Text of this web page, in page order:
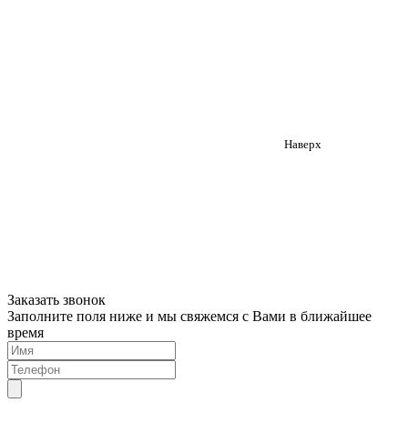
Наверх
Заказать звонок
Заполните поля ниже и мы свяжемся с Вами в ближайшее
время